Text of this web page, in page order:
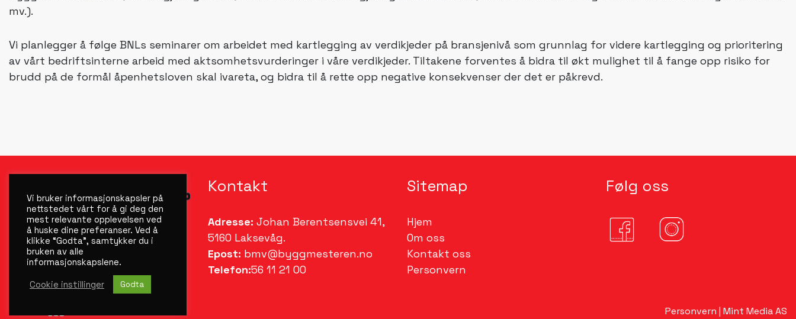
mv.).
Vi planlegger å følge BNLs seminarer om arbeidet med kartlegging av verdikjeder på bransjenivå som grunnlag for videre kartlegging og prioritering
av vårt bedriftsinterne arbeid med aktsomhetsvurderinger i våre verdikjeder. Tiltakene forventes å bidra til økt mulighet til å fange opp risiko for
brudd på de formål åpenhetsloven skal ivareta, og bidra til å rette opp negative konsekvenser der det er påkrevd.
Kontakt
Adresse: Johan Berentsensvei 41,
5160 Laksevåg.
Epost: bmv@byggmesteren.no
Telefon:56 11 21 00
Sitemap
Hjem
Om oss
Kontakt oss
Personvern
Følg oss
Personvern | Mint Media AS
Vi bruker informasjonskapsler på
nettstedet vårt for å gi deg den
mest relevante opplevelsen ved
å huske dine preferanser. Ved å
klikke “Godta”, samtykker du i
bruken av alle
informasjonskapslene.
Cookie instillinger Godta